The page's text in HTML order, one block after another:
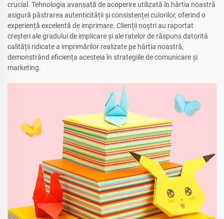
crucial. Tehnologia avansată de acoperire utilizată în hârtia noastră
asigură păstrarea autenticității și consistenței culorilor, oferind o
experiență excelentă de imprimare. Clienții noștri au raportat
creșteri ale gradului de implicare și ale ratelor de răspuns datorită
calității ridicate a imprimărilor realizate pe hârtia noastră,
demonstrând eficiența acesteia în strategiile de comunicare și
marketing.